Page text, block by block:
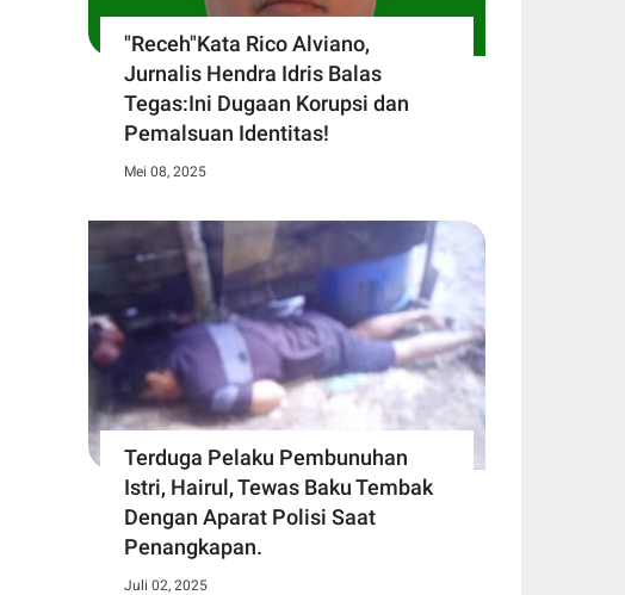
"Receh"Kata Rico Alviano,
Jurnalis Hendra Idris Balas
Tegas:Ini Dugaan Korupsi dan
Pemalsuan Identitas!
Mei 08, 2025
Terduga Pelaku Pembunuhan
Istri, Hairul, Tewas Baku Tembak
Dengan Aparat Polisi Saat
Penangkapan.
Juli 02, 2025